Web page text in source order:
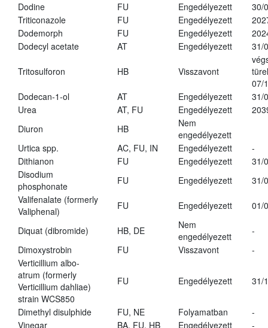
Dodine
FU Engedélyezett
30/
Triticonazole
FU Engedélyezett
Dodemorph
FU Engedélyezett
Dodecyl acetate
AT Engedélyezett 31/
Tritosulforon HB Visszavont
07/
Dodecan-1-ol
AT Engedélyezett
31/
Urea
AT, FU Engedélyezett
Diuron
HB
Nem
engedélyezett
Urtica spp.
AC, FU, IN Engedélyezett
-
Dithianon
FU Engedélyezett
31/
Disodium
phosphonate
FU Engedélyezett
31/
Valifenalate (formerly
Valiphenal)
FU Engedélyezett 01/
Diquat (dibromide) HB, DE
Nem
engedélyezett
-
Dimoxystrobin
FU Visszavont
-
Verticillium albo-
atrum (formerly
Verticillium dahliae)
strain WCS850
FU Engedélyezett 31/
Dimethyl disulphide FU, NE Folyamatban
-
Vinegar
BA, FU, HB Engedélyezett
-